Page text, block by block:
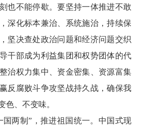
也不能停歇。要坚持一体推进不敢
深化标本兼治、系统施治，持续保
坚决查处政治问题和经济问题交织
干部成为利益集团和权势团体的代
治权力集中、资金密集、资源富集
反腐败斗争攻坚战持久战，确保我
色、不变味。
两制”，推进祖国统一。中国式现